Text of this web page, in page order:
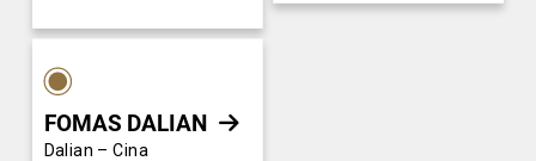
FOMAS DALIAN 
Dalian – Cina